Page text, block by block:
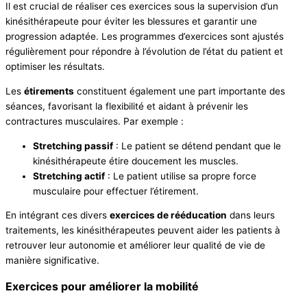
Il est crucial de réaliser ces exercices sous la supervision d’un
kinésithérapeute pour éviter les blessures et garantir une
progression adaptée. Les programmes d’exercices sont ajustés
régulièrement pour répondre à l’évolution de l’état du patient et
optimiser les résultats.
Les étirements constituent également une part importante des
séances, favorisant la flexibilité et aidant à prévenir les
contractures musculaires. Par exemple :
Stretching passif : Le patient se détend pendant que le
kinésithérapeute étire doucement les muscles.
Stretching actif : Le patient utilise sa propre force
musculaire pour effectuer l’étirement.
En intégrant ces divers exercices de rééducation dans leurs
traitements, les kinésithérapeutes peuvent aider les patients à
retrouver leur autonomie et améliorer leur qualité de vie de
manière significative.
Exercices pour améliorer la mobilité